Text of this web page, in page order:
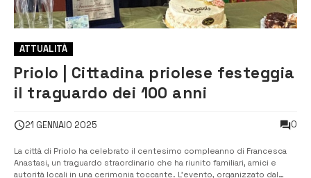
ATTUALITÀ
Priolo | Cittadina priolese festeggia
il traguardo dei 100 anni
21 GENNAIO 2025 0
La città di Priolo ha celebrato il centesimo compleanno di Francesca
Anastasi, un traguardo straordinario che ha riunito familiari, amici e
autorità locali in una cerimonia toccante. L’evento, organizzato dal